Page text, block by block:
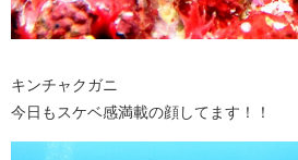
キンチャクガニ
今日もスケベ感満載の顔してます！！